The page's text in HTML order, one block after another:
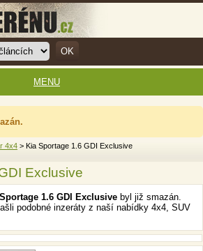
4x4 > Kia Sportage 1.6 GDI Exclusive
Exclusive
1.6 GDI Exclusive byl již smazán.
podobné inzeráty z naší nabídky 4x4, SUV
MENU